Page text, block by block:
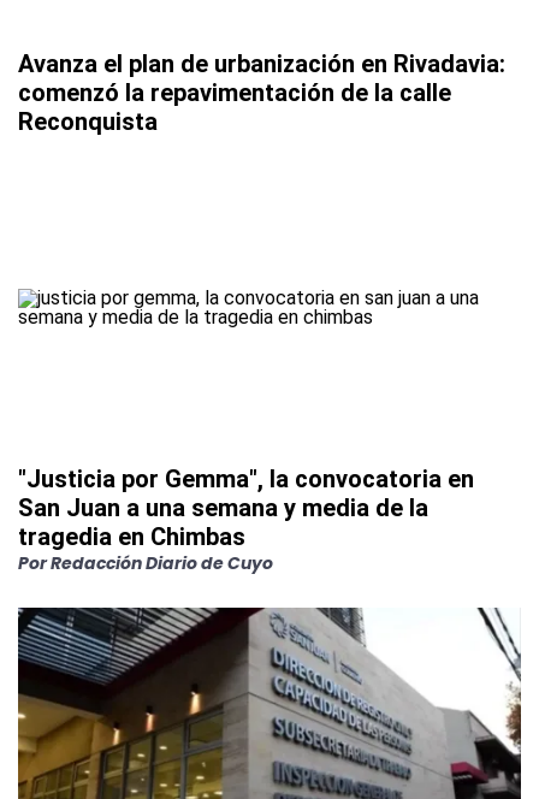
Avanza el plan de urbanización en Rivadavia:
comenzó la repavimentación de la calle
Reconquista
"Justicia por Gemma", la convocatoria en
San Juan a una semana y media de la
tragedia en Chimbas
PorRedacción Diario de Cuyo